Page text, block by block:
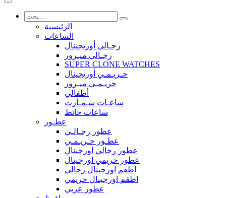
الرئيسية
الساعات
رجـالي أوريجينال
رجـالي ميـرور
SUPER CLONE WATCHES
حـريـمـي أوريجينال
حريـمـي ميـرور
أطفالي
ساعـات سـمـارت
ساعات حائط
عطـور
عطور رجـالـي
عطـور حـريـمـي
عطور رجالي اورجينال
عطور حريمي اورجينال
اطقم اورجينال رجالي
اطقم اورجينال حريمي
عطور عربي